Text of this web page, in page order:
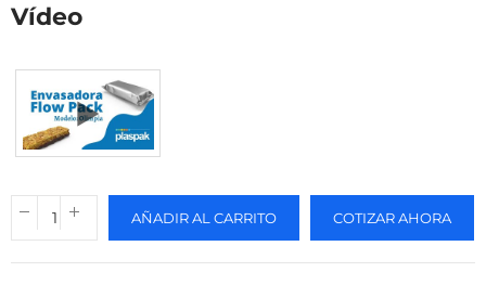
Vídeo
AÑADIR AL CARRITO COTIZAR AHORA